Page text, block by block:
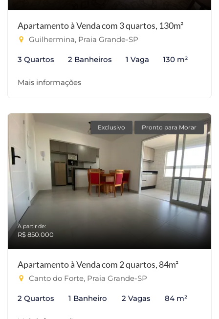
Apartamento à Venda com 3 quartos, 130m²
Guilhermina, Praia Grande-SP
3 Quartos 2 Banheiros 1 Vaga 130 m²
Mais informações
Exclusivo Pronto para Morar
A partir de:
R$ 850.000
Apartamento à Venda com 2 quartos, 84m²
Canto do Forte, Praia Grande-SP
2 Quartos 1 Banheiro 2 Vagas 84 m²